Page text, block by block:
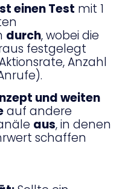
einen Test mit 1
durch, wobei die
festgelegt
Anzahl
und weiten
auf andere
aus, in denen
schaffen